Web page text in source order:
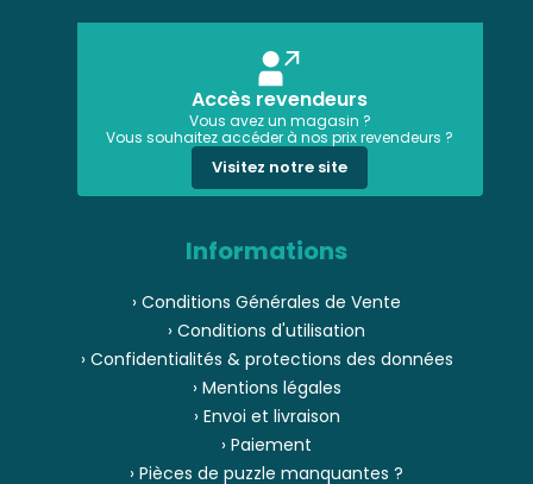
Accès revendeurs
Vous avez un magasin ?
Vous souhaitez accéder à nos prix revendeurs ?
Visitez notre site
Informations
› Conditions Générales de Vente
› Conditions d'utilisation
› Confidentialités & protections des données
› Mentions légales
› Envoi et livraison
› Paiement
› Pièces de puzzle manquantes ?